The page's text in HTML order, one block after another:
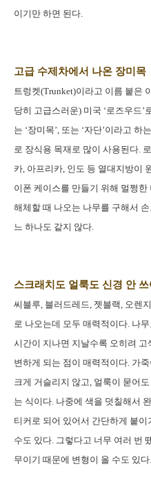
이기만 하면 된다.
고급 수제차에서 나온 장미목
트렁켓(Trunket)이라고 이름 붙은
당히 고급스러운) 미국 ‘로즈우드’
는 ‘장미목’, 또는 ‘자단’이라고
로 장식용 목재로 많이 사용된다.
카, 아프리카, 인도 등 열대지방이
이폰 케이스를 만들기 위해 멀쩡
해체할 때 나오는 나무를 구해서
느 하나도 같지 않다.
스크래치도 얼룩도 신경 안 쓰
씨블루, 블러드레드, 젯블랙, 오렌
로 나오는데 모두 매력적이다. 나
시간이 지나면 지날수록 오히려
변하게 되는 점이 매력적이다. 가
크게 거슬리지 않고, 얼룩이 묻어
는 식이다. 나중에 색을 덧칠해서
티커로 되어 있어서 간단하게 붙
수도 있다. 그렇다고 너무 여러 번
무이기 때문에 변형이 올 수도 있다.